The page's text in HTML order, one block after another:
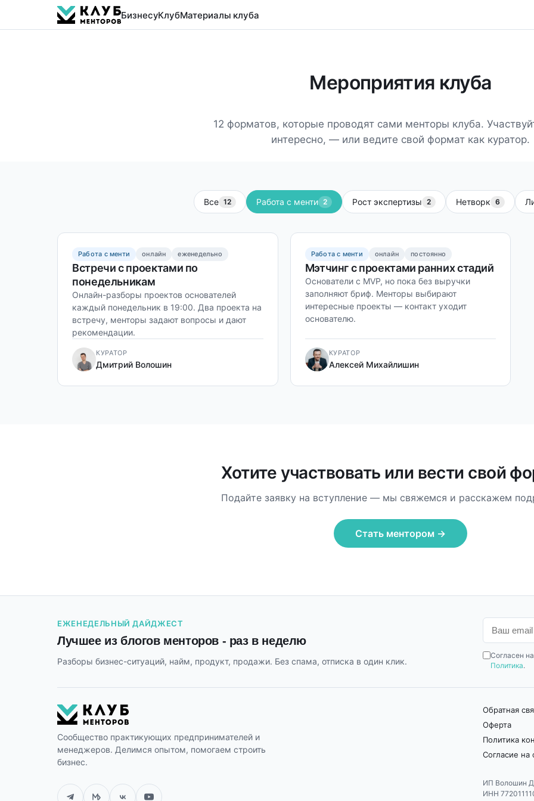
БизнесуКлубМатериалы клуба
Мероприятия клуба
12 форматов, которые проводят сами менторы клуба.
интересно, — или ведите свой формат как куратор.
Все 12 Работа с менти 2 Рост экспертизы 2 Нетворк 6
Работа с менти онлайн еженедельно
Встречи с проектами по
понедельникам
Онлайн-разборы проектов основателей
каждый понедельник в 19:00. Два проекта на
встречу, менторы задают вопросы и дают
рекомендации.
КУРАТОР
Дмитрий Волошин
Работа с менти онлайн постоянно
Мэтчинг с проектами ранних стадий
Основатели с MVP, но пока без выручки
заполняют бриф. Менторы выбирают
интересные проекты — контакт уходит
основателю.
КУРАТОР
Алексей Михайлишин
Хотите участвовать или вести свой
Подайте заявку на вступление — мы свяжемся и расскажем
Стать ментором →
ЕЖЕНЕДЕЛЬНЫЙ ДАЙДЖЕСТ
Лучшее из блогов менторов - раз в неделю
Разборы бизнес-ситуаций, найм, продукт, продажи. Без спама, отписка в один клик.
Согласен
Политика.
Сообщество практикующих предпринимателей и
менеджеров. Делимся опытом, помогаем строить
бизнес.
Обратная
Оферта
Политика
Согласие на
ИП Волошин
ИНН